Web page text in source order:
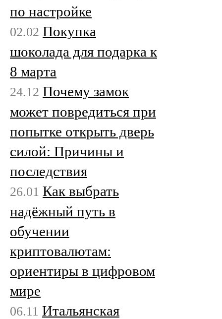
по настройке
02.02 Покупка
шоколада для подарка к
8 марта
24.12 Почему замок
может повредиться при
попытке открыть дверь
силой: Причины и
последствия
26.01 Как выбрать
надёжный путь в
обучении
криптовалютам:
ориентиры в цифровом
мире
06.11 Итальянская